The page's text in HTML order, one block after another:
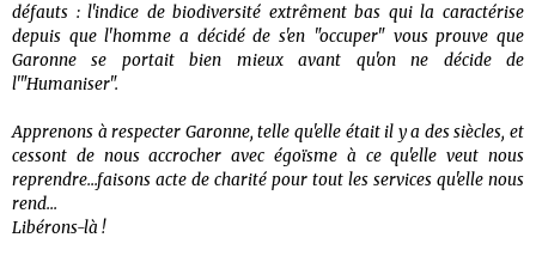
défauts : l'indice de biodiversité extrêment bas qui la caractérise
depuis que l'homme a décidé de s'en "occuper" vous prouve que
Garonne se portait bien mieux avant qu'on ne décide de
l'"Humaniser".
Apprenons à respecter Garonne, telle qu'elle était il y a des siècles, et
cessont de nous accrocher avec égoïsme à ce qu'elle veut nous
reprendre...faisons acte de charité pour tout les services qu'elle nous
rend...
Libérons-là !